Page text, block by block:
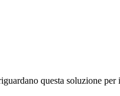
questa soluzione per